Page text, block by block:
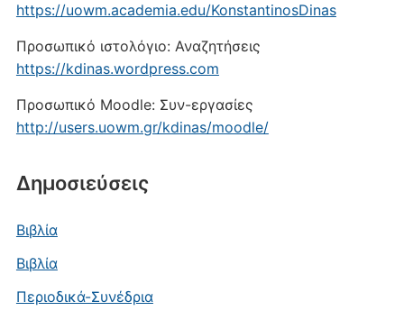
https://uowm.academia.edu/KonstantinosDinas
Προσωπικό ιστολόγιο: Αναζητήσεις
https://kdinas.wordpress.com
Προσωπικό Moodle: Συν-εργασίες
http://users.uowm.gr/kdinas/moodle/
Δημοσιεύσεις
Βιβλία
Βιβλία
Περιοδικά-Συνέδρια